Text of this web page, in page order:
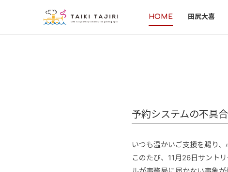
HOME 田尻大喜
予約システムの不具
いつも温かいご支援を賜り、
このたび、11月26日サント